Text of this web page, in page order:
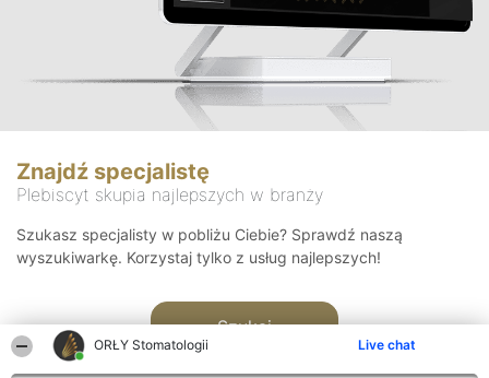
ORŁY Stomatologii Live chat
Znajdź specjalistę
Plebiscyt skupia najlepszych w branży
Szukasz specjalisty w pobliżu Ciebie? Sprawdź naszą
wyszukiwarkę. Korzystaj tylko z usług najlepszych!
Szukaj